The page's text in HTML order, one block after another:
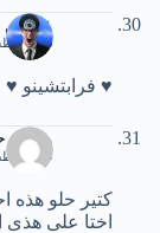
عاشق
23 أغسطس، 2013 | 4:30 م
♥ فرابتشينو ♥
محمد
29 أغسطس، 2013 | 12:25 م
كتير حلو هذه
اختا على هذى